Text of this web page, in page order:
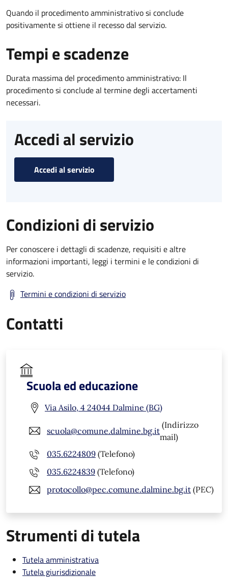
Quando il procedimento amministrativo si conclude
positivamente si ottiene il recesso dal servizio.
Tempi e scadenze
Durata massima del procedimento amministrativo: Il
procedimento si conclude al termine degli accertamenti
necessari.
Accedi al servizio
Accedi al servizio
Condizioni di servizio
Per conoscere i dettagli di scadenze, requisiti e altre
informazioni importanti, leggi i termini e le condizioni di
servizio.
Termini e condizioni di servizio
Contatti
Scuola ed educazione
Via Asilo, 4 24044 Dalmine (BG)
scuola@comune.dalmine.bg.it
(Indirizzo
mail)
035.6224809 (Telefono)
035.6224839 (Telefono)
protocollo@pec.comune.dalmine.bg.it (PEC)
Strumenti di tutela
Tutela amministrativa
Tutela giurisdizionale